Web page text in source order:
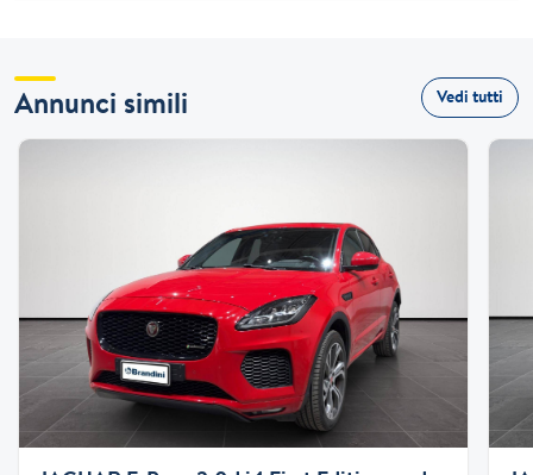
Annunci simili Vedi tutti